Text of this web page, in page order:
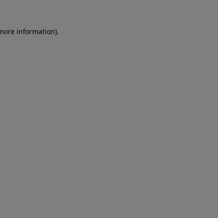
information).